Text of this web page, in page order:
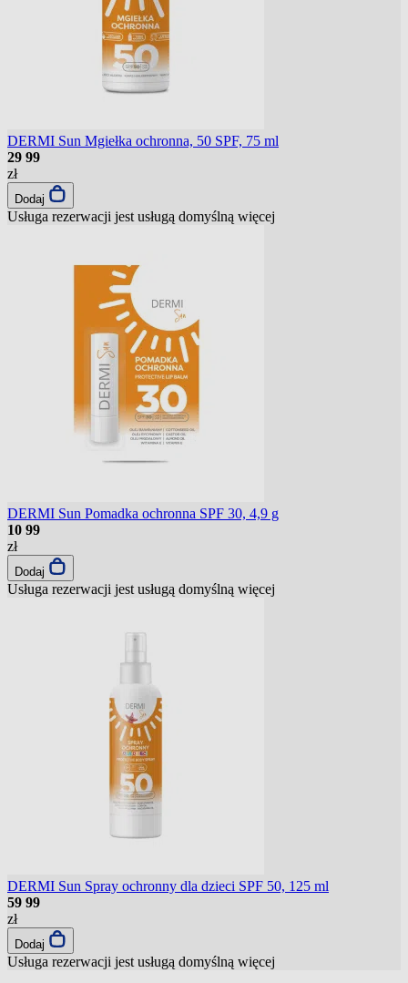
DERMI Sun Mgiełka ochronna, 50 SPF, 75 ml
29 99
zł
Dodaj
Usługa rezerwacji jest usługą domyślną więcej
DERMI Sun Pomadka ochronna SPF 30, 4,9 g
10 99
zł
Dodaj
Usługa rezerwacji jest usługą domyślną więcej
DERMI Sun Spray ochronny dla dzieci SPF 50, 125 ml
59 99
zł
Dodaj
Usługa rezerwacji jest usługą domyślną więcej